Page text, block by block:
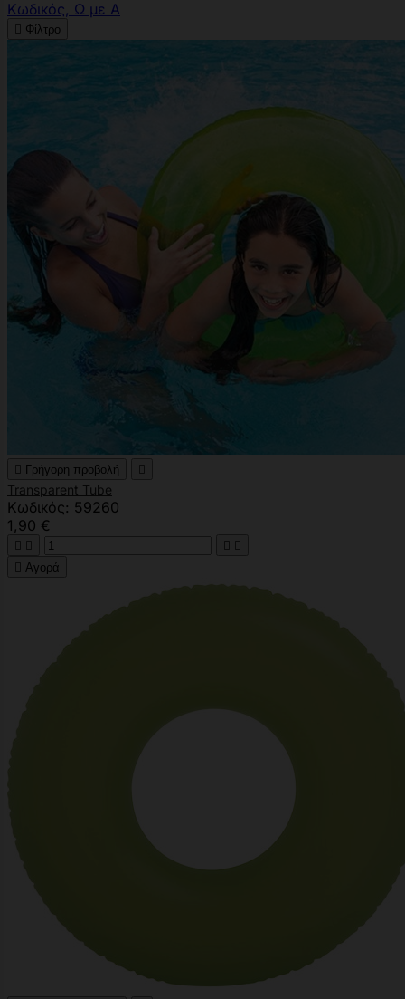
Κωδικός, Ω με Α
 Φίλτρο
 Γρήγορη προβολή 
Transparent Tube
Κωδικός: 59260
1,90 €
   
 Αγορά